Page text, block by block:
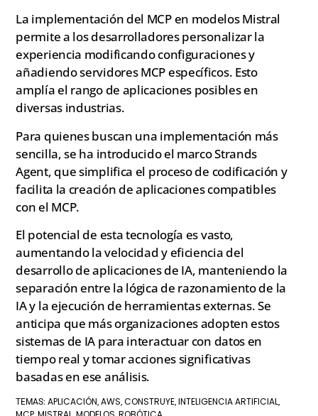
La implementación del MCP en modelos Mistral
permite a los desarrolladores personalizar la
experiencia modificando configuraciones y
añadiendo servidores MCP específicos. Esto
amplía el rango de aplicaciones posibles en
diversas industrias.
Para quienes buscan una implementación más
sencilla, se ha introducido el marco Strands
Agent, que simplifica el proceso de codificación y
facilita la creación de aplicaciones compatibles
con el MCP.
El potencial de esta tecnología es vasto,
aumentando la velocidad y eficiencia del
desarrollo de aplicaciones de IA, manteniendo la
separación entre la lógica de razonamiento de la
IA y la ejecución de herramientas externas. Se
anticipa que más organizaciones adopten estos
sistemas de IA para interactuar con datos en
tiempo real y tomar acciones significativas
basadas en ese análisis.
TEMAS:APLICACIÓN,AWS,CONSTRUYE, INTELIGENCIA ARTIFICIAL,